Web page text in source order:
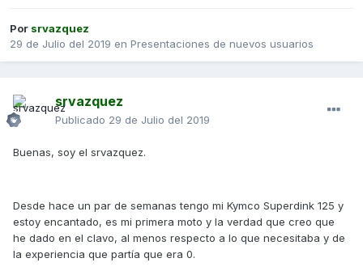
Por srvazquez
29 de Julio del 2019 en Presentaciones de nuevos usuarios
srvazquez
Publicado 29 de Julio del 2019
Buenas, soy el srvazquez.
Desde hace un par de semanas tengo mi Kymco Superdink 125 y
estoy encantado, es mi primera moto y la verdad que creo que
he dado en el clavo, al menos respecto a lo que necesitaba y de
la experiencia que partía que era 0.